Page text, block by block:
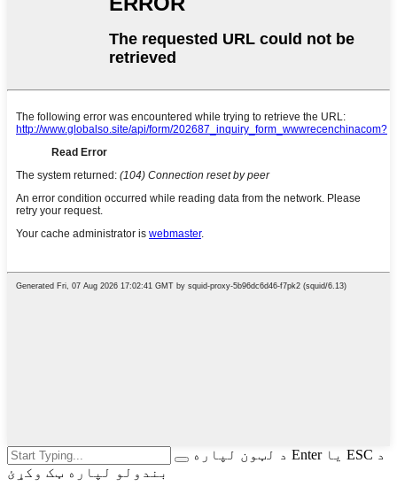
د لټون لپاره Enter یا ESC د
بندولو لپاره ټک وکړئ